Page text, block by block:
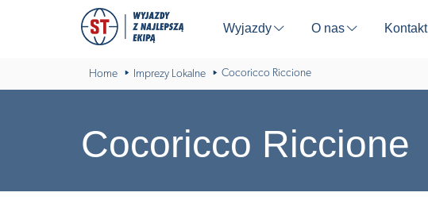
Wyjazdy ⬇ O nas ⬇ Kontakt
Home Imprezy Lokalne Cocoricco Riccione
Cocoricco Riccione